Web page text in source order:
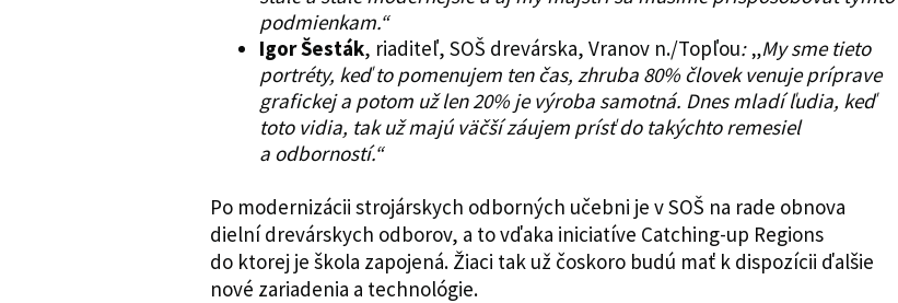
podmienkam.“
Igor Šesták, riaditeľ, SOŠ drevárska, Vranov n./Topľou:„My sme tieto
portréty, keď to pomenujem ten čas, zhruba 80% človek venuje príprave
grafickej a potom už len 20% je výroba samotná. Dnes mladí ľudia, keď
toto vidia, tak už majú väčší záujem prísť do takýchto remesiel
a odborností.“
Po modernizácii strojárskych odborných učebni je v SOŠ na rade obnova
dielní drevárskych odborov, a to vďaka iniciatíve Catching-up Regions
do ktorej je škola zapojená. Žiaci tak už čoskoro budú mať k dispozícii ďalšie
nové zariadenia a technológie.